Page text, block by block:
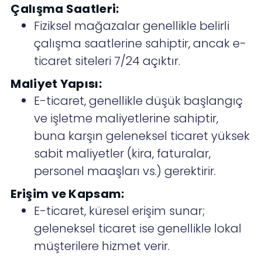
Çalışma Saatleri:
Fiziksel mağazalar genellikle belirli
çalışma saatlerine sahiptir, ancak e-
ticaret siteleri 7/24 açıktır.
Maliyet Yapısı:
E-ticaret, genellikle düşük başlangıç
ve işletme maliyetlerine sahiptir,
buna karşın geleneksel ticaret yüksek
sabit maliyetler (kira, faturalar,
personel maaşları vs.) gerektirir.
Erişim ve Kapsam:
E-ticaret, küresel erişim sunar;
geleneksel ticaret ise genellikle lokal
müşterilere hizmet verir.